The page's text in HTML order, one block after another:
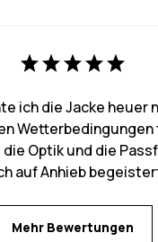
ich die Jacke heuer
Wetterbedingungen
Optik und die
auf Anhieb
Mehr Bewertungen